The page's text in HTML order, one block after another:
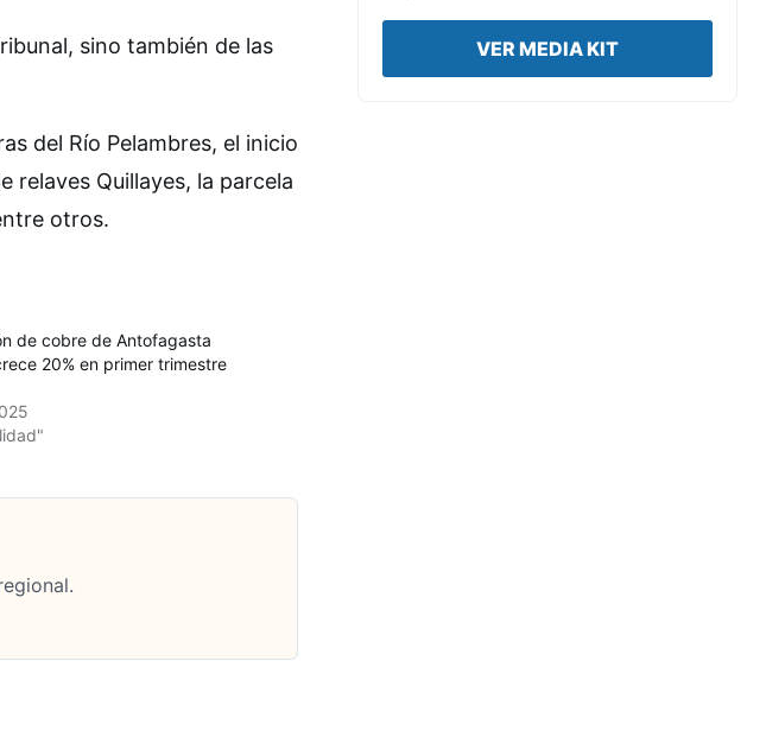
sino también de las
del Río Pelambres, el inicio
relaves Quillayes, la parcela
otros.
de cobre de Antofagasta
20% en primer trimestre
VER MEDIA KIT